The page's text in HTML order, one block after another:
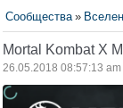
Сообщества »
Mortal Kombat X
26.05.2018 08:57:13 am